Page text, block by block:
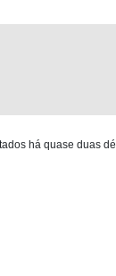
há quase duas